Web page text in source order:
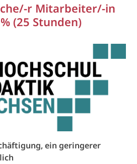
r Mitarbeiter/-in
(25 Stunden)
ein geringerer